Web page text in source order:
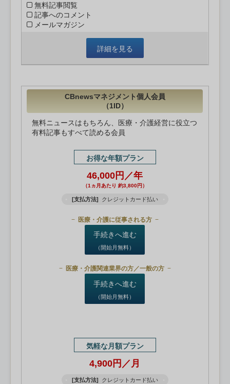
無料記事閲覧
記事へのコメント
メールマガジン
詳細を見る
CBnewsマネジメント個人会員
（1ID）
無料ニュースはもちろん、医療・介護経営に役立つ
有料記事もすべて読める会員
お得な年額プラン
46,000円／年
（1ヵ月あたり 約3,800円）
[支払方法] クレジットカード払い
医療・介護に従事される方
手続きへ進む
（開始月無料）
医療・介護関連業界の方／一般の方
手続きへ進む
（開始月無料）
気軽な月額プラン
4,900円／月
[支払方法] クレジットカード払い